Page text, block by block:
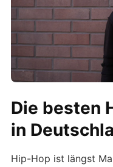
Die besten
in
Hip-Hop ist längst